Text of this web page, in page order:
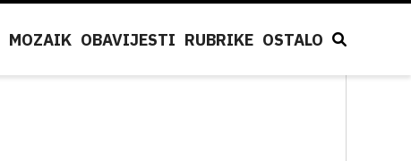
MOZAIK OBAVIJESTI RUBRIKE OSTALO